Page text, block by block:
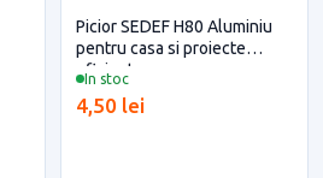
In stoc
Picior SEDEF H80 Aluminiu
pentru casa si proiecte
eficiente
4,50 lei